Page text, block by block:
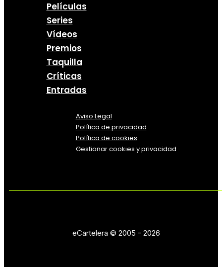
Películas
Series
Vídeos
Premios
Taquilla
Críticas
Entradas
Aviso Legal
Política de privacidad
Política de cookies
Gestionar cookies y privacidad
eCartelera © 2005 - 2026